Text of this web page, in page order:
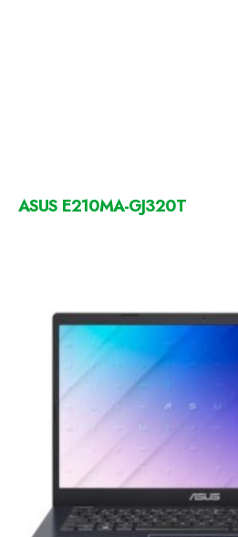
ASUS E210MA-GJ320T